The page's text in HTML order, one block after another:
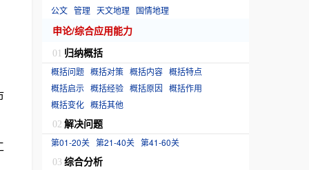
公文 管理 天文地理 国情地理
申论/综合应用能力
01 归纳概括
概括问题 概括对策 概括内容 概括特点
概括启示 概括经验 概括原因 概括作用
概括变化 概括其他
02 解决问题
第01-20关 第21-40关 第41-60关
03 综合分析